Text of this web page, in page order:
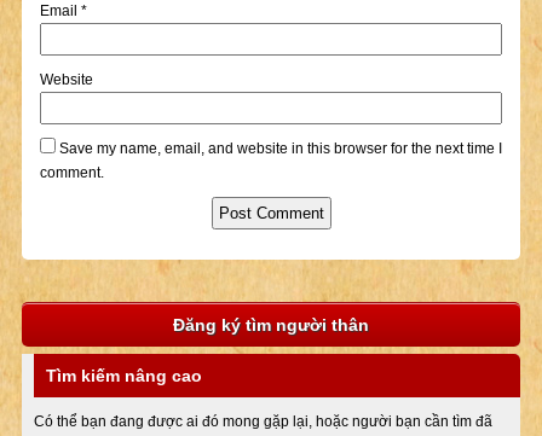
Email *
Website
Save my name, email, and website in this browser for the next time I
comment.
Đăng ký tìm người thân
Tìm kiếm nâng cao
Có thể bạn đang được ai đó mong gặp lại, hoặc người bạn cần tìm đã